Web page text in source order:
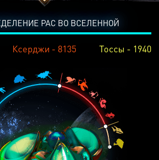
РАС ВО ВСЕЛЕННОЙ
Ксерджи - 8135 Тоссы - 1940